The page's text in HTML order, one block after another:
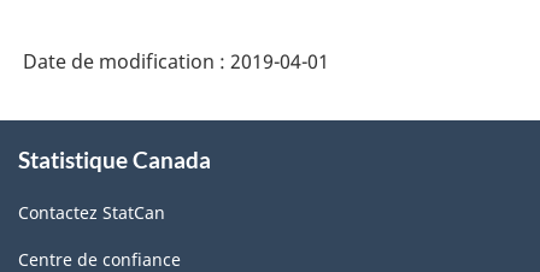
Date de modification : 2019-04-01
propos
ce
site
Statistique Canada
Contactez StatCan
Centre de confiance